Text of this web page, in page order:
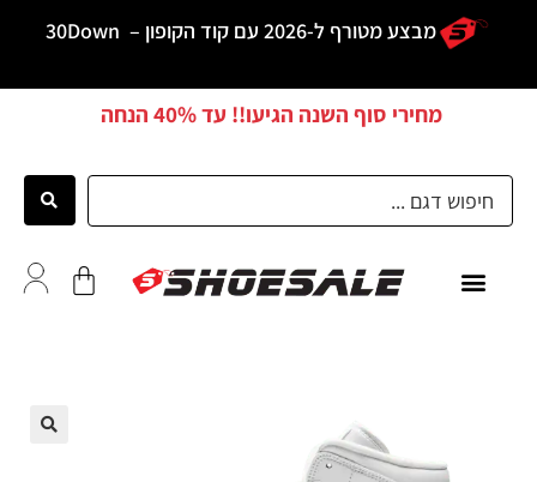
מבצע מטורף ל-2026 עם קוד הקופון – 30Down
מחירי סוף השנה הגיעו!! עד40% הנחה